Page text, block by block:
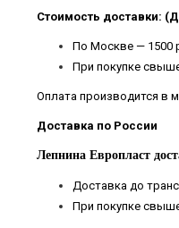
Стоимость доставки:
По Москве — 1500
При покупке
Оплата производится в
Доставка по России
Лепнина Европласт
Доставка до
При покупке